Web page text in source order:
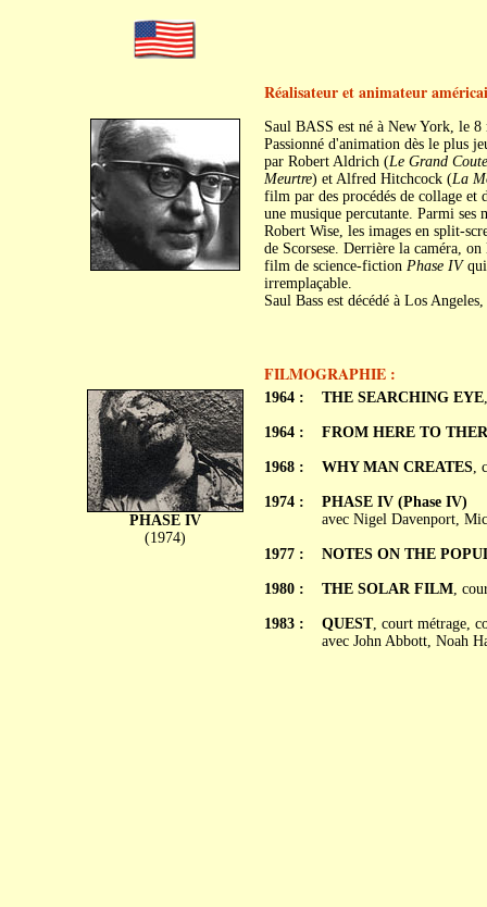
Réalisateur et animateur
Saul BASS est né à New York, le 8
Passionné d'animation dès le plus
par Robert Aldrich (Le Grand
Meurtre) et Alfred Hitchcock (La
film par des procédés de collage
une musique percutante. Parmi
Robert Wise, les images en split-
de Scorsese. Derrière la caméra,
film de science-fiction Phase IVqui
irremplaçable.
Saul Bass est décédé à Los
FILMOGRAPHIE :
PHASE IV
(1974)
1964 :
1964 :
1968 :
1974 :
1977 :
1980 :
1983 :
THE SEARCHING EYE
FROM HERE TO
WHY MAN CREATES,
PHASE IV (Phase IV)
avec Nigel Davenport,
NOTES ON THE
THE SOLAR FILM,
QUEST, court métrage,
avec John Abbott, Noah